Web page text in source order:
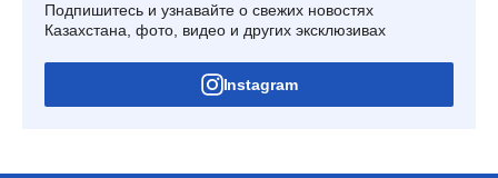
Подпишитесь и узнавайте о свежих новостях
Казахстана, фото, видео и других эксклюзивах
Instagram